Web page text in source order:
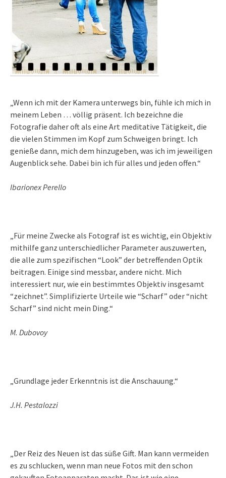
„Wenn ich mit der Kamera unterwegs bin, fühle ich mich in
meinem Leben … völlig präsent. Ich bezeichne die
Fotografie daher oft als eine Art meditative Tätigkeit, die
die vielen Stimmen im Kopf zum Schweigen bringt. Ich
genieße dann, mich dem hinzugeben, was ich im jeweiligen
Augenblick sehe. Dabei bin ich für alles und jeden offen.“
Ibarionex Perello
„Für meine Zwecke als Fotograf ist es wichtig, ein Objektiv
mithilfe ganz unterschiedlicher Parameter auszuwerten,
die alle zum spezifischen “Look” der betreffenden Optik
beitragen. Einige sind messbar, andere nicht. Mich
interessiert nur, wie ein bestimmtes Objektiv insgesamt
“zeichnet”. Simplifizierte Urteile wie “Scharf” oder “nicht
Scharf” sind nicht mein Ding.“
M. Dubovoy
„Grundlage jeder Erkenntnis ist die Anschauung.“
J.H. Pestalozzi
„Der Reiz des Neuen ist das süße Gift. Man kann vermeiden
es zu schlucken, wenn man neue Fotos mit den schon